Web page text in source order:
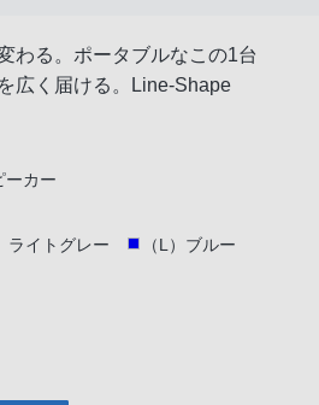
わる。ポータブルなこの1台
広く届ける。Line-Shape
ーカー
ライトグレー
（L）ブルー